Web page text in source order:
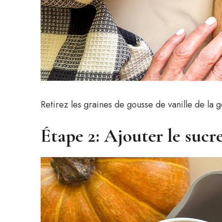
Retirez les graines de gousse de vanille de la
Étape 2: Ajouter le